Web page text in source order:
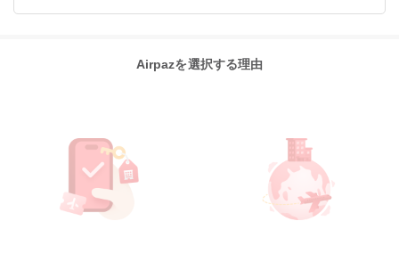
Airpazを選択する理由